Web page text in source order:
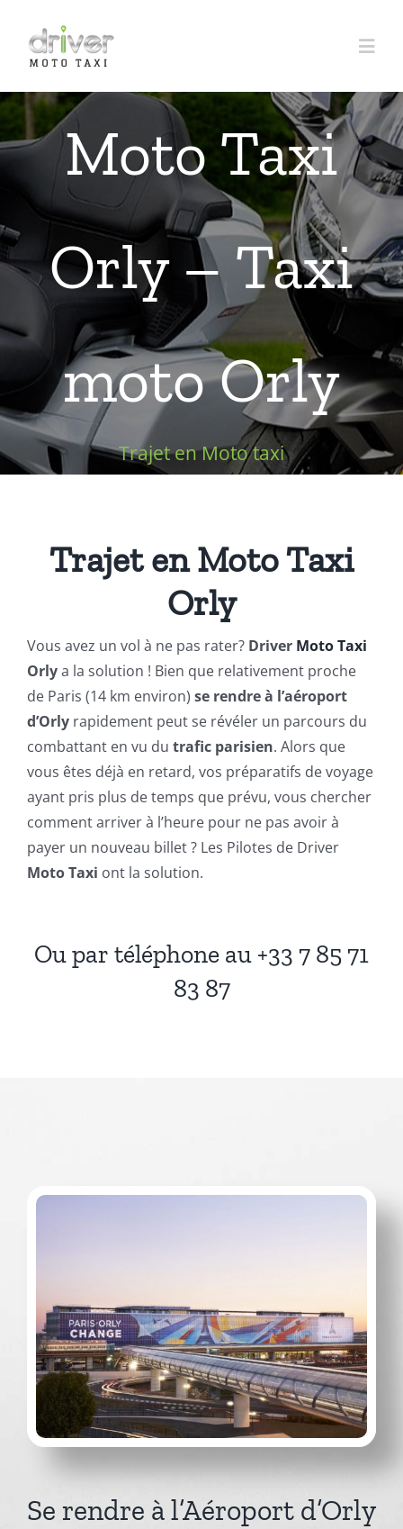
contenu
Accueil
À propos
Réservation
Tarifs
Équipements
Moto Taxi
Orly – Taxi
moto Orly
Trajet en Moto taxi
Trajet en Moto Taxi
Orly
Vous avez un vol à ne pas rater? Driver Moto Taxi
Orlya la solution ! Bien que relativement proche
de Paris (14 km environ) se rendre à l’aéroport
d’Orly rapidement peut se révéler un parcours du
combattant en vu du trafic parisien. Alors que
vous êtes déjà en retard, vos préparatifs de voyage
ayant pris plus de temps que prévu, vous chercher
comment arriver à l’heure pour ne pas avoir à
payer un nouveau billet ? Les Pilotes de Driver
Moto Taxi ont la solution.
Ou par téléphone au +33 7 85 71
83 87
Se rendre à l’Aéroport d’Orly